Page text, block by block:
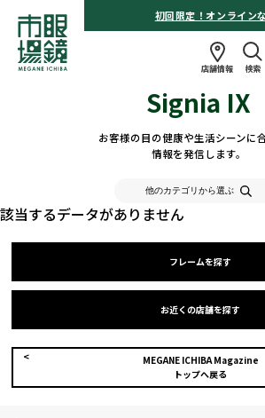
初回限定！オンライン
店舗情報 検索
Signia IX
お客様の目の健康や生活シーンに
情報を発信します。
他のカテゴリから選ぶ
該当するデータがありません
フレームを探す
お近くの店舗を探す
MEGANE ICHIBA Magazine
トップへ戻る